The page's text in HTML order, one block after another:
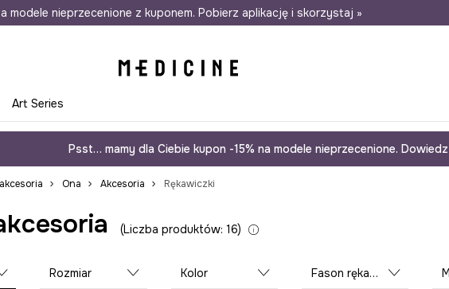
w 24h Darmowa dostawa do salonów 30 dni na zwrot
modele nieprzecenione z kuponem. Pobierz aplikację i skorzystaj »
Art Series
Psst… mamy dla Ciebie kupon -15% na modele nieprzecenione.
Ona Akcesoria Rękawiczki
Liczba produktów: 16
Rozmiar Kolor Fason rękawiczek